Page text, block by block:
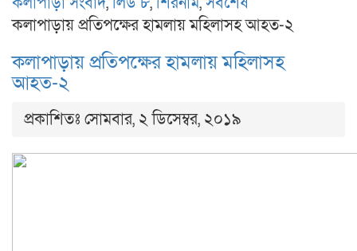
কলাপাড়ায় প্রতিপক্ষের হামলায় মহিলাসহ আহত-২
কলাপাড়ায় প্রতিপক্ষের হামলায় মহিলাসহ
আহত-২
প্রকাশিতঃ সোমবার, ২ ডিসেম্বর, ২০১৯